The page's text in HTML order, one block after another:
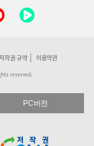
작권 규약 이용약관
reserved.
PC버전